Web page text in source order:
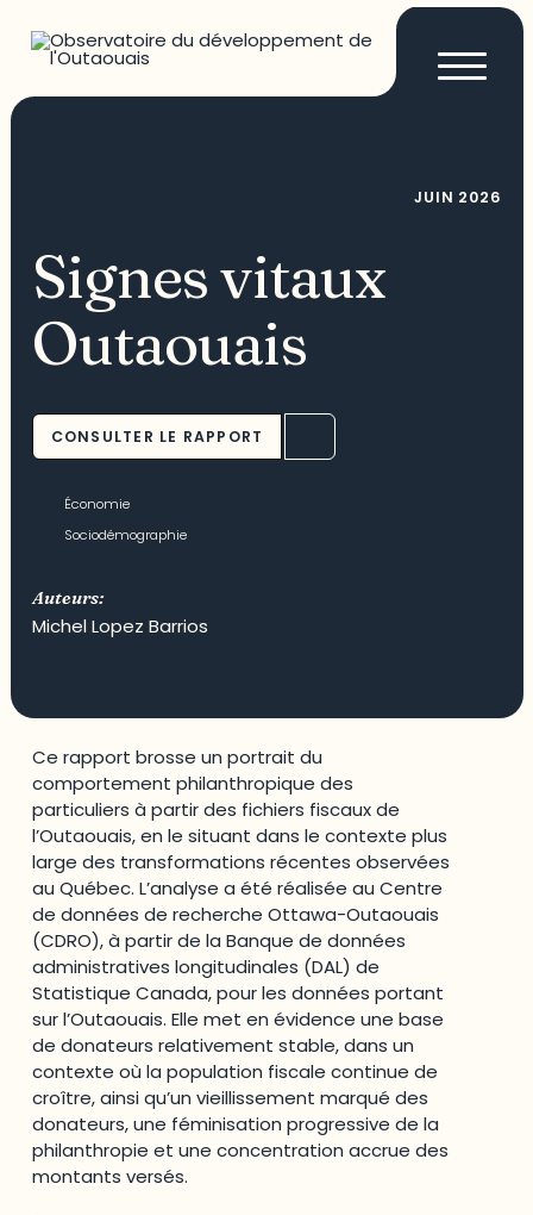
JUIN 2026
Signes vitaux
Outaouais
CONSULTER LE RAPPORT
Économie
Sociodémographie
Auteurs:
Michel Lopez Barrios
Ce rapport brosse un portrait du
comportement philanthropique des
particuliers à partir des fichiers fiscaux de
l’Outaouais, en le situant dans le contexte plus
large des transformations récentes observées
au Québec. L’analyse a été réalisée au Centre
de données de recherche Ottawa-Outaouais
(CDRO), à partir de la Banque de données
administratives longitudinales (DAL) de
Statistique Canada, pour les données portant
sur l’Outaouais. Elle met en évidence une base
de donateurs relativement stable, dans un
contexte où la population fiscale continue de
croître, ainsi qu’un vieillissement marqué des
donateurs, une féminisation progressive de la
philanthropie et une concentration accrue des
montants versés.